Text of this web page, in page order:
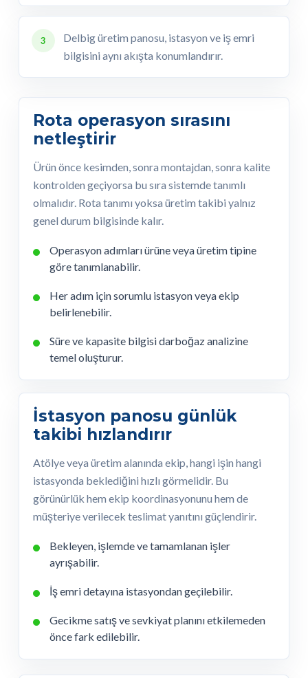
3
Delbig üretim panosu, istasyon ve iş emri
bilgisini aynı akışta konumlandırır.
Rota operasyon sırasını
netleştirir
Ürün önce kesimden, sonra montajdan, sonra kalite
kontrolden geçiyorsa bu sıra sistemde tanımlı
olmalıdır. Rota tanımı yoksa üretim takibi yalnız
genel durum bilgisinde kalır.
Operasyon adımları ürüne veya üretim tipine
göre tanımlanabilir.
Her adım için sorumlu istasyon veya ekip
belirlenebilir.
Süre ve kapasite bilgisi darboğaz analizine
temel oluşturur.
İstasyon panosu günlük
takibi hızlandırır
Atölye veya üretim alanında ekip, hangi işin hangi
istasyonda beklediğini hızlı görmelidir. Bu
görünürlük hem ekip koordinasyonunu hem de
müşteriye verilecek teslimat yanıtını güçlendirir.
Bekleyen, işlemde ve tamamlanan işler
ayrışabilir.
İş emri detayına istasyondan geçilebilir.
Gecikme satış ve sevkiyat planını etkilemeden
önce fark edilebilir.